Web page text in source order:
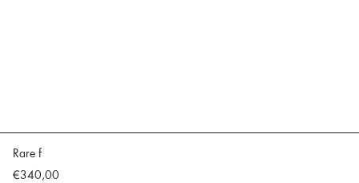
Rare f
€340,00